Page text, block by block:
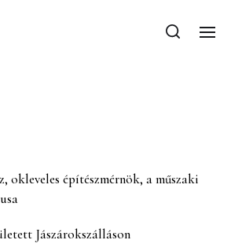
okleveles építészmérnök, a műszaki
Jászárokszálláson